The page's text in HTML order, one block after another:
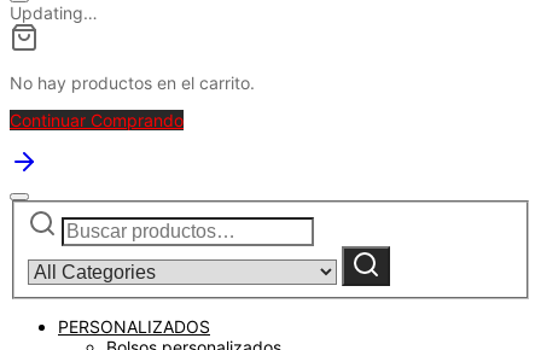
Updating…
No hay productos en el carrito.
Continuar Comprando
Buscar
por:
category:
Buscar
PERSONALIZADOS